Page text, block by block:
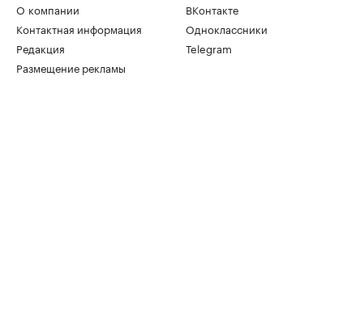
О компании
Контактная информация
Редакция
Размещение рекламы
ВКонтакте
Одноклассники
Telegram